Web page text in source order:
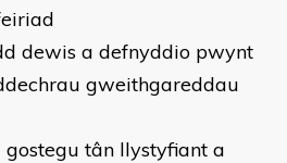
dewis a defnyddio pwynt
gweithgareddau
gostegu tân llystyfiant a